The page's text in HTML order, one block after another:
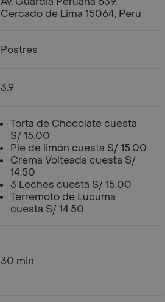
Cercado de Lima 15064, Peru
Postres
3.9
Torta de Chocolate cuesta
S/ 15.00
Pie de limón cuesta S/ 15.00
Crema Volteada cuesta S/
14.50
3 Leches cuesta S/ 15.00
Terremoto de Lucuma
cuesta S/ 14.50
30 min